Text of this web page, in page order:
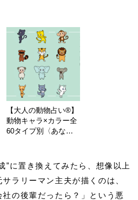
【大人の動物占い®】
動物キャラ×カラー全
60タイプ別〈あなた
”に置き換えてみたら、想像以上
ラリーマン主夫が描くのは、
社の後輩だったら？」という悪